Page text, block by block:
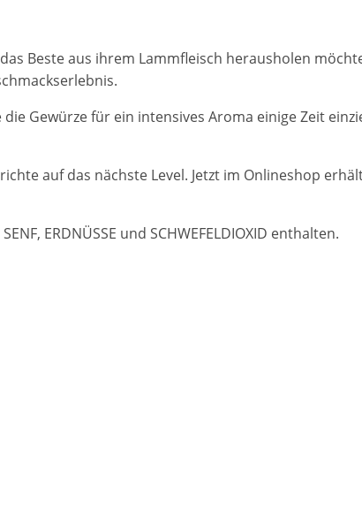
Beste aus ihrem Lammfleisch herausholen
Gewürze für ein intensives Aroma einige Zeit
auf das nächste Level. Jetzt im Onlineshop
ERDNÜSSE und SCHWEFELDIOXID enthalten.